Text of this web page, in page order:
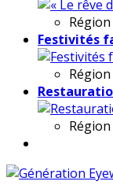
Région
Festivités
Région
Région